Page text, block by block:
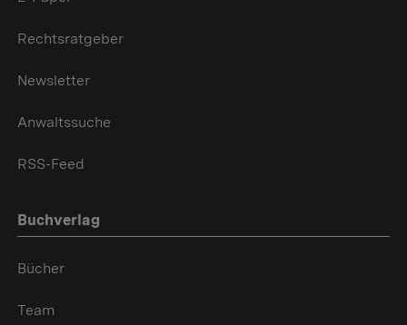
Rechtsratgeber
Newsletter
Anwaltssuche
RSS-Feed
Buchverlag
Bücher
Team